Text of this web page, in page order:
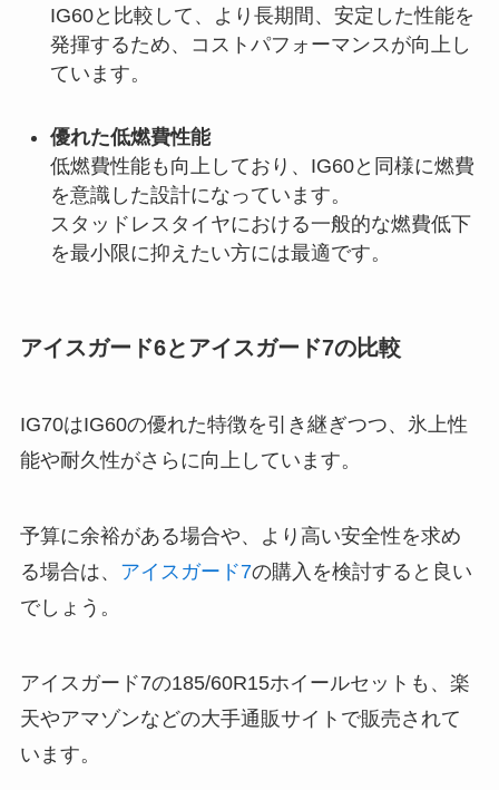
IG60と比較して、より長期間、安定した性能を
発揮するため、コストパフォーマンスが向上し
ています。
優れた低燃費性能
低燃費性能も向上しており、IG60と同様に燃費
を意識した設計になっています。
スタッドレスタイヤにおける一般的な燃費低下
を最小限に抑えたい方には最適です。
アイスガード6とアイスガード7の比較
IG70はIG60の優れた特徴を引き継ぎつつ、氷上性
能や耐久性がさらに向上しています。
予算に余裕がある場合や、より高い安全性を求め
る場合は、 アイスガード7の購入を検討すると良い
でしょう。
アイスガード7の185/60R15ホイールセットも、楽
天やアマゾンなどの大手通販サイトで販売されて
います。